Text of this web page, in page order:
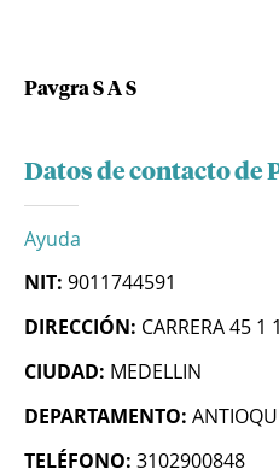
Pavgra S A S
Datos de contacto de
Ayuda
NIT: 9011744591
DIRECCIÓN: CARRERA 45 1
CIUDAD: MEDELLIN
DEPARTAMENTO:
TELÉFONO: 3102900848